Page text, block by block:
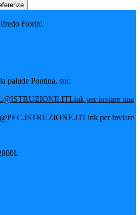
Fiorini
palude Pontina, snc
Link per inviare una
Link per inviare